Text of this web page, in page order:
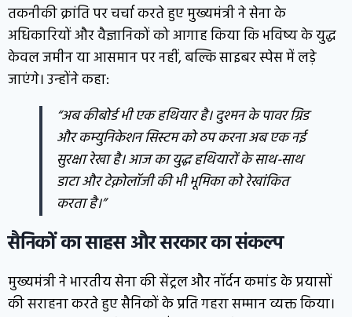
तकनीकी क्रांति पर चर्चा करते हुए मुख्यमंत्री ने सेना के
अधिकारियों और वैज्ञानिकों को आगाह किया कि भविष्य के युद्ध
केवल जमीन या आसमान पर नहीं, बल्कि साइबर स्पेस में लड़े
जाएंगे। उन्होंने कहा:
“अब कीबोर्ड भी एक हथियार है। दुश्मन के पावर ग्रिड
और कम्युनिकेशन सिस्टम को ठप करना अब एक नई
सुरक्षा रेखा है। आज का युद्ध हथियारों के साथ-साथ
डाटा और टेक्नोलॉजी की भी भूमिका को रेखांकित
करता है।”
सैनिकों का साहस और सरकार का संकल्प
मुख्यमंत्री ने भारतीय सेना की सेंट्रल और नॉर्दन कमांड के प्रयासों
की सराहना करते हुए सैनिकों के प्रति गहरा सम्मान व्यक्त किया।